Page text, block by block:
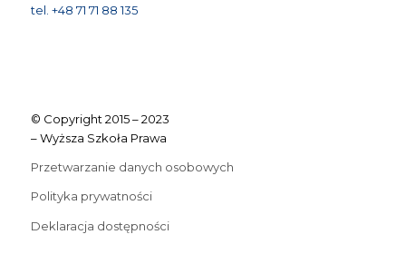
tel. +48 71 71 88 135
© Copyright 2015 – 2023
– Wyższa Szkoła Prawa
Przetwarzanie danych osobowych
Polityka prywatności
Deklaracja dostępności